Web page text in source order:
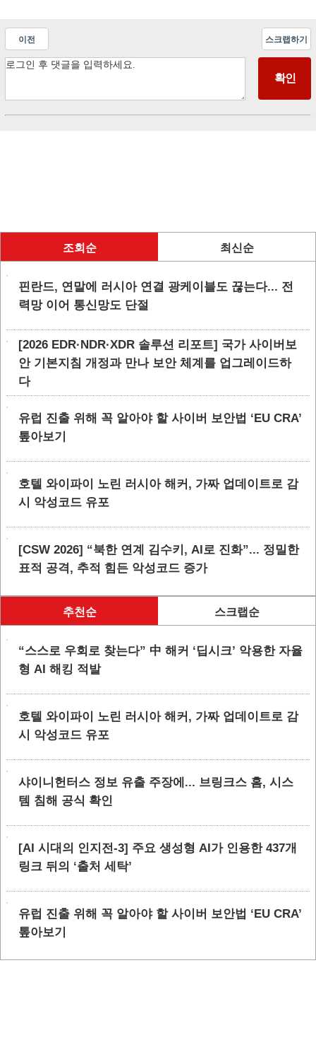
이전 스크랩하기
조회순 최신순
핀란드, 연말에 러시아 연결 광케이블도 끊는다... 전
력망 이어 통신망도 단절
[2026 EDR·NDR·XDR 솔루션 리포트] 국가 사이버보
안 기본지침 개정과 만나 보안 체계를 업그레이드하
다
유럽 진출 위해 꼭 알아야 할 사이버 보안법 ‘EU CRA’
톺아보기
호텔 와이파이 노린 러시아 해커, 가짜 업데이트로 감
시 악성코드 유포
[CSW 2026] “북한 연계 김수키, AI로 진화”... 정밀한
표적 공격, 추적 힘든 악성코드 증가
추천순 스크랩순
“스스로 우회로 찾는다” 中 해커 ‘딥시크’ 악용한 자율
형 AI 해킹 적발
호텔 와이파이 노린 러시아 해커, 가짜 업데이트로 감
시 악성코드 유포
샤이니헌터스 정보 유출 주장에... 브링크스 홈, 시스
템 침해 공식 확인
[AI 시대의 인지전-3] 주요 생성형 AI가 인용한 437개
링크 뒤의 ‘출처 세탁’
유럽 진출 위해 꼭 알아야 할 사이버 보안법 ‘EU CRA’
톺아보기